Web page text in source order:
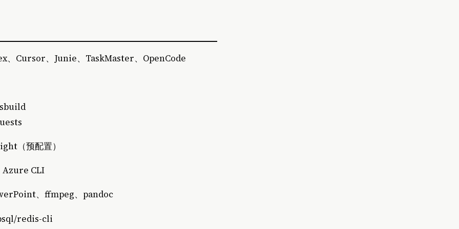
、Cursor、Junie、TaskMaster、OpenCode
（预配置）
CLI
、ffmpeg、pandoc
redis-cli